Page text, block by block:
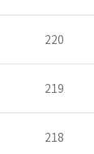
220
219
218